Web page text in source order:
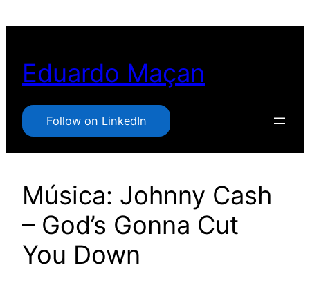
conteúdo
Eduardo Maçan
Follow on LinkedIn
Música: Johnny Cash
– God’s Gonna Cut
You Down